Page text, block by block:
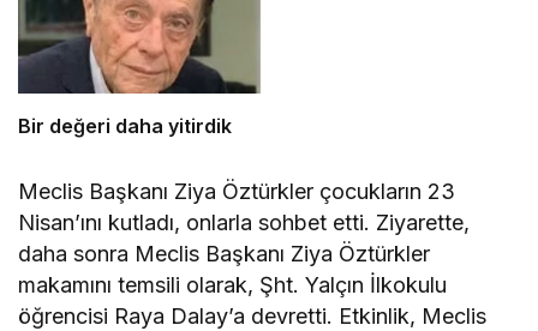
Bir değeri daha yitirdik
Meclis Başkanı Ziya Öztürkler çocukların 23
Nisan’ını kutladı, onlarla sohbet etti. Ziyarette,
daha sonra Meclis Başkanı Ziya Öztürkler
makamını temsili olarak, Şht. Yalçın İlkokulu
öğrencisi Raya Dalay’a devretti. Etkinlik, Meclis